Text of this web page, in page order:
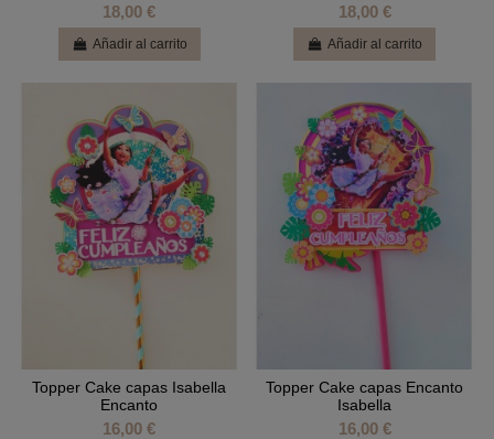
18,00 €
Añadir al carrito
18,00 €
Añadir al carrito
Topper Cake capas Isabella
Encanto
16,00 €
Topper Cake capas Encanto
Isabella
16,00 €